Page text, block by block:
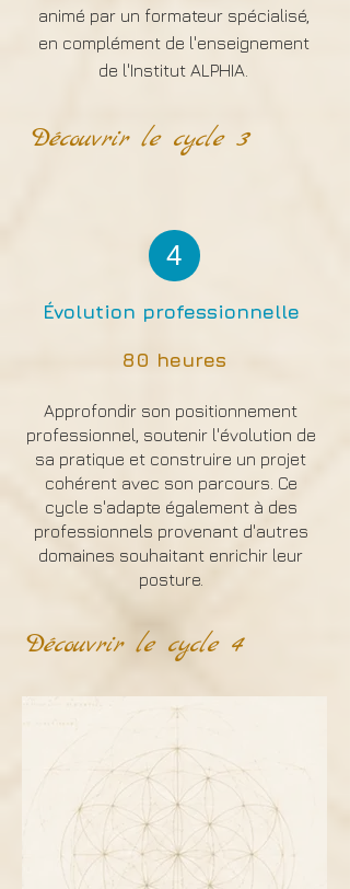
animé par un formateur spécialisé,
en complément de l'enseignement
de l'Institut ALPHIA.
Découvrir le cycle 3
4
Évolution professionnelle
80 heures
Approfondir son positionnement
professionnel, soutenir l'évolution de
sa pratique et construire un projet
cohérent avec son parcours. Ce
cycle s'adapte également à des
professionnels provenant d'autres
domaines souhaitant enrichir leur
posture.
Découvrir le cycle 4